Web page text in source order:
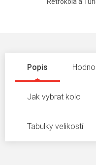
Popis
Jak vybrat kolo
Tabulky velikostí